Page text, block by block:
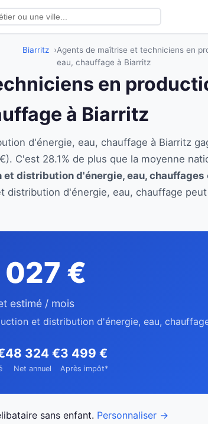
Biarritz
Agents de maîtrise et techniciens en
eau, chauffage à Biarritz
en
à Biarritz
d'énergie, eau, chauffage à Biarritz
C'est 28.1% de plus que la moyenne
distribution d'énergie, eau, chauffages
d'énergie, eau, chauffage
027 €
estimé / mois
et distribution d'énergie, eau,
48 324 €
Net annuel
3 499 €
Après impôt*
sans enfant. Personnaliser →